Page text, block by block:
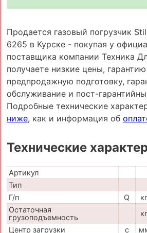
Продается газовый погрузчик
6265 в Курске - покупая у
поставщика компании Техника
получаете низкие цены,
предпродажную подготовку,
обслуживание и пост-
Подробные технические
ниже, как и информация об
Технические
Артикул
Тип
Г/п
Q кг
Остаточная
грузоподъемность
кг
Центр загрузки
c